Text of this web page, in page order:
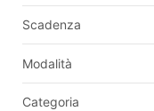
Scadenza
Modalità
Categoria